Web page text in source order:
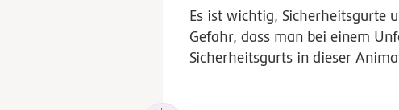
Es ist wichtig, Sicherheitsgurte
Gefahr, dass man bei einem
Sicherheitsgurts in dieser